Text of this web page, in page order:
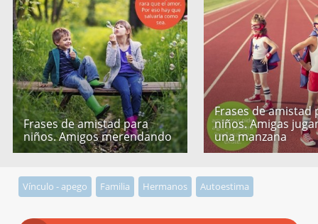
Frases de amistad para
niños. Amigos merendando
Frases de amistad
niños. Amigas
una manzana
Vínculo - apego Familia Hermanos Autoestima